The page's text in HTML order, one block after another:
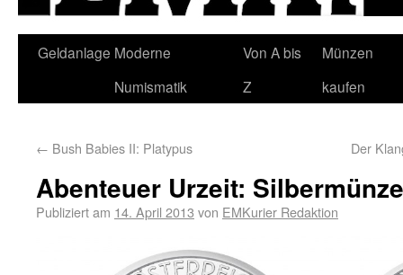
Geldanlage Moderne
Numismatik
Von A bis
Z
Münzen
kaufen
← Bush Babies II: Platypus Der
Abenteuer Urzeit:
Publiziert am 14. April 2013 von EMKurier Redaktion